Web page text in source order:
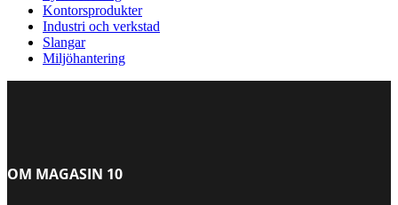
Kontorsprodukter
Industri och verkstad
Slangar
Miljöhantering
OM MAGASIN 10